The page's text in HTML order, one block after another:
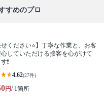
すめのプロ
せください⭐️】丁寧な作業と、お客
していただける接客を心がけて
❗️
4.62(27件)
円/ 1箇所